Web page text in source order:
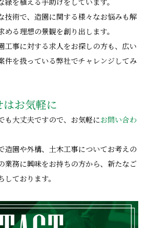
緑を植える手助けをしています。
技術で、造園に関する様々なお悩みも解
める理想の景観を創り出します。
工事に対する求人をお探しの方も、広い
件を扱っている弊社でチャレンジしてみ
はお気軽に
も大丈夫ですので、お気軽にお問い合わ
造園や外構、土木工事についてお考えの
業務に興味をお持ちの方から、新たなご
しております。